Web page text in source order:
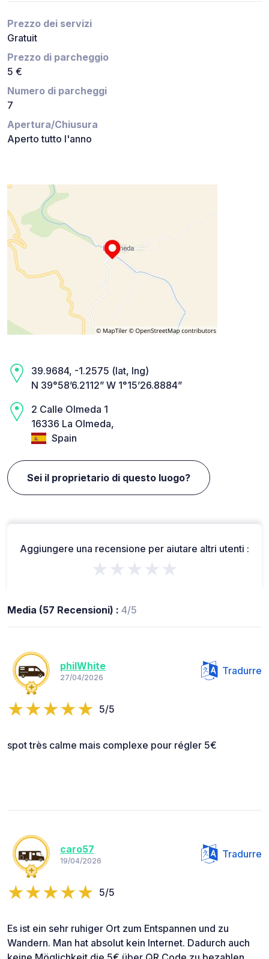
Prezzo dei servizi
Gratuit
Prezzo di parcheggio
5 €
Numero di parcheggi
7
Apertura/Chiusura
Aperto tutto l'anno
39.9684, -1.2575 (lat, lng)
N 39°58’6.2112” W 1°15’26.8884”
2 Calle Olmeda 1
16336 La Olmeda,
Spain
Sei il proprietario di questo luogo?
Aggiungere una recensione per aiutare altri utenti :
★★★★★
Media (57 Recensioni) : 4/5
philWhite
27/04/2026
Tradurre
5/5
spot très calme mais complexe pour régler 5€
caro57
19/04/2026
Tradurre
5/5
Es ist ein sehr ruhiger Ort zum Entspannen und zu
Wandern. Man hat absolut kein Internet. Dadurch auch